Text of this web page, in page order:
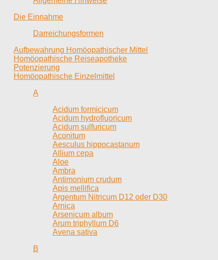
Die Einnahme
Darreichungsformen
Aufbewahrung Homöopathischer Mittel
Homöopathische Reiseapotheke
Potenzierung
Homöopathische Einzelmittel
A
Acidum formicicum
Acidum hydrofluoricum
Acidum sulfuricum
Aconitum
Aesculus hippocastanum
Allium cepa
Aloe
Ambra
Antimonium crudum
Apis mellifica
Argentum Nitricum D12 oder D30
Arnica
Arsenicum album
Arum triphyllum D6
Avena sativa
B